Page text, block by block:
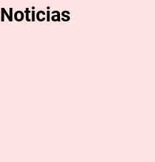
Noticias